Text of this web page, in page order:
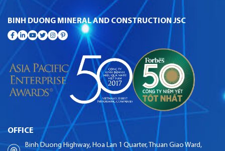
BINH DUONG MINERAL AND CONSTRUCTION JSC
OFFICE
Binh Duong Highway, Hoa Lan 1 Quarter, Thuan Giao Ward,